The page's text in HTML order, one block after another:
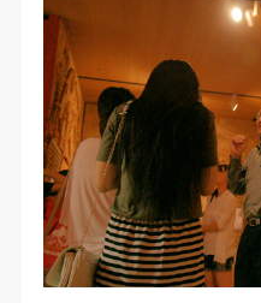
参与活动者在参与活动
动导师、教师指导下进
及到的绘画工具、创作
与者因个人原因在使用
套设备、设施造成个人
具、材料、设备或设施
当承当相应的全部责任
失。活动中任何非事故
事故的任何责任。
参与活动者在参与活动
动导师、教师指导下进
及到的绘画工具、创作
与者因个人原因在使用
套设备、设施造成个人
具、材料、设备或设施
当承当相应的全部责任
失。活动中任何非事故
事故的任何责任。
参与活动者在参与活动
动导师、教师指导下进
及到的绘画工具、创作
与者因个人原因在使用
套设备、设施造成个人
具、材料、设备或设施
当承当相应的全部责任
失。活动中任何非事故
事故的任何责任。
验证码
可使用雅昌艺